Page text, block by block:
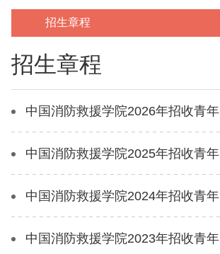
招生章程
招生章程
中国消防救援学院2026年招收青年学生章程
中国消防救援学院2025年招收青年学生章程
中国消防救援学院2024年招收青年学生章程
中国消防救援学院2023年招收青年学生章程